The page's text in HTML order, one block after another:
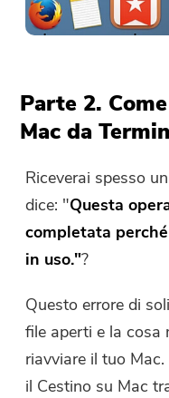
Parte 2.
Mac da
Riceverai spesso
dice: "Questa
completata
in uso."?
Questo errore di
file aperti e la cosa
riavviare il tuo
il Cestino su Mac